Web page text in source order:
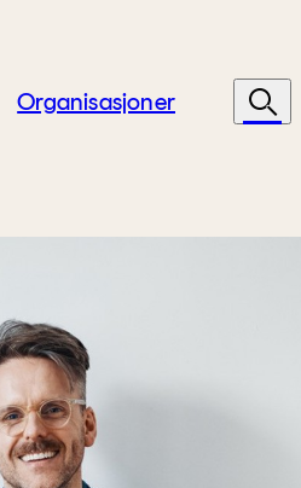
Organisasjoner Søk